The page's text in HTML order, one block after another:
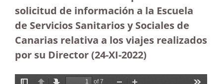
solicitud de información a la Escuela
de Servicios Sanitarios y Sociales de
Canarias relativa a los viajes realizados
por su Director (24-XI-2022)